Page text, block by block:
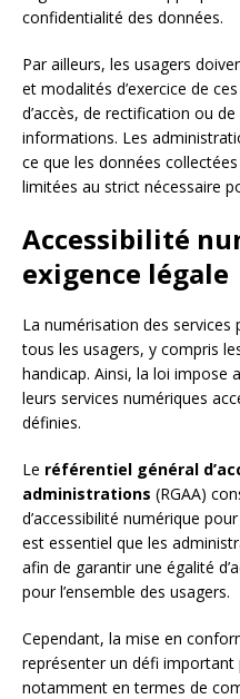
confidentialité des données.
Par ailleurs, les usagers
et modalités d’exercice de
d’accès, de rectification ou
informations. Les
ce que les données
limitées au strict nécessaire
Accessibilité
exigence légale
La numérisation des services
tous les usagers, y compris
handicap. Ainsi, la loi impose
leurs services numériques
définies.
Le référentiel général
administrations (RGAA)
d’accessibilité numérique
est essentiel que les
afin de garantir une égalité
pour l’ensemble des usagers.
Cependant, la mise en
représenter un défi
notamment en termes de